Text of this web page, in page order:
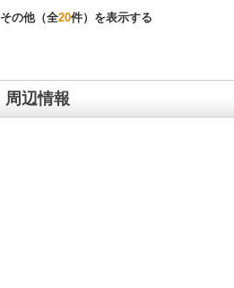
その他（全20件）を表示する
周辺情報